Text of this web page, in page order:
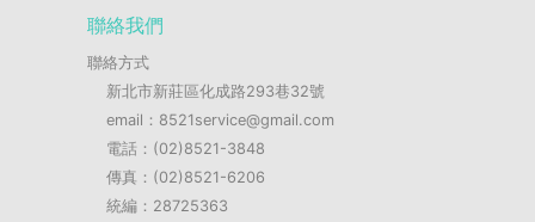
聯絡我們
聯絡方式
新北市新莊區化成路293巷32號
email：8521service@gmail.com
電話：(02)8521-3848
傳真：(02)8521-6206
統編：28725363